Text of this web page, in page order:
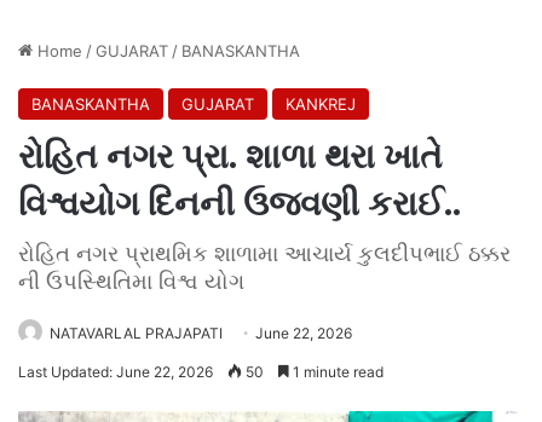
Home /GUJARAT / BANASKANTHA
BANASKANTHA GUJARAT KANKREJ
રોહિત નગર પ્રા. શાળા થરા ખાતે
વિશ્વયોગ દિનની ઉજવણી કરાઈ..
રોહિત નગર પ્રાથમિક શાળામા આચાર્ય કુલદીપભાઈ ઠક્કર
ની ઉપસ્થિતિમા વિશ્વ યોગ
NATAVARLAL PRAJAPATI June 22, 2026
Last Updated: June 22, 2026 50 1 minute read